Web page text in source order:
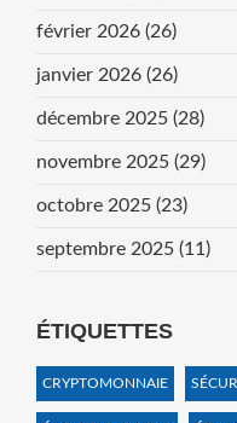
février 2026 (26)
janvier 2026 (26)
décembre 2025 (28)
novembre 2025 (29)
octobre 2025 (23)
septembre 2025 (11)
ÉTIQUETTES
CRYPTOMONNAIE